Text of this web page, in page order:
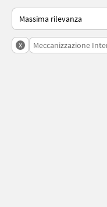
Ecco come viene
x Meccanizzazione